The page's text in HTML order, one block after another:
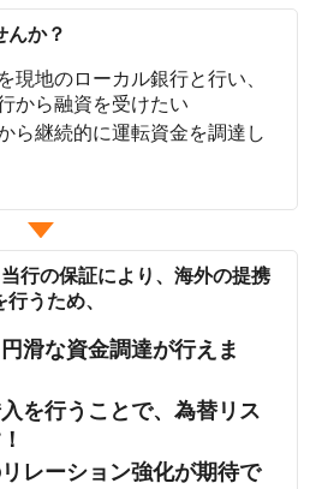
んか？
現地のローカル銀行と行い、
から融資を受けたい
ら継続的に運転資金を調達し
行の保証により、海外の提携
うため、
滑な資金調達が行えま
を行うことで、為替リス
レーション強化が期待で